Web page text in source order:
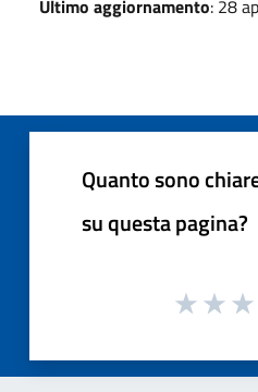
Ultimo aggiornamento: 28
Quanto sono
su questa pagina?